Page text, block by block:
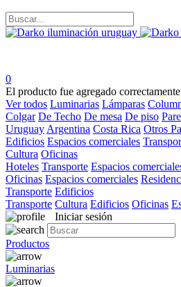
0
El producto fue agregado correctamente
Ver todos Luminarias Lámparas
Colgar De Techo De mesa De piso
Uruguay Argentina Costa Rica Otros
Edificios Espacios comerciales
Cultura Oficinas
Hoteles Transporte Espacios
Oficinas Espacios comerciales
Transporte Edificios
Transporte Cultura Edificios Oficinas
Iniciar sesión
Productos
Luminarias